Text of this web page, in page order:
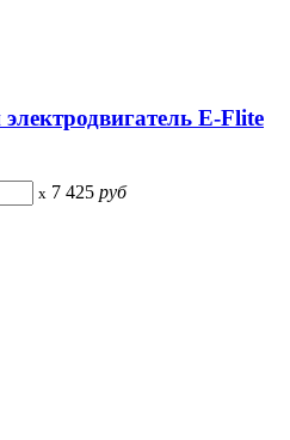
E-Flite
x 7 425 руб